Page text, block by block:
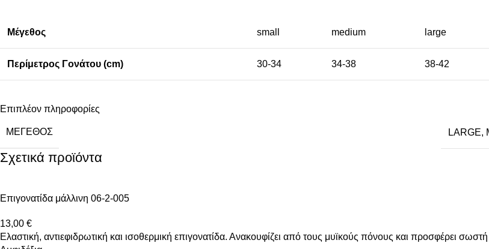
Μέγεθος small medium large
Περίμετρος Γονάτου (cm) 30-34 34-38 38-42
Επιπλέον πληροφορίες
ΜΈΓΕΘΟΣ LARGE,
Σχετικά προϊόντα
Επιγονατίδα μάλλινη 06-2-005
13,00 €
Ελαστική, αντιεφιδρωτική και ισοθερμική επιγονατίδα. Ανακουφίζει από τους μυϊκούς πόνους και προσφέρει